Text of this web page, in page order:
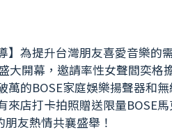
】為提升台灣朋友喜愛音樂
大開幕，邀請率性女聲閻奕
萬的BOSE家庭娛樂揚聲器和
來店打卡拍照贈送限量BOSE
友熱情共襄盛舉！